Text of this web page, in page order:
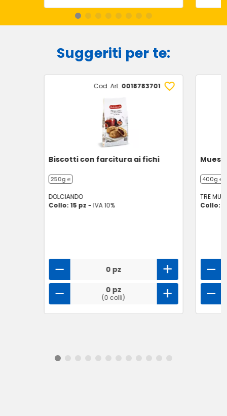
Suggeriti per te:
Cod. Art. 0018783701
Biscotti con farcitura ai fichi
250g ℮
DOLCIANDO
Collo: 15 pz - IVA 10%
0 pz
0 pz
(0 colli)
400g ℮
TRE
Collo: